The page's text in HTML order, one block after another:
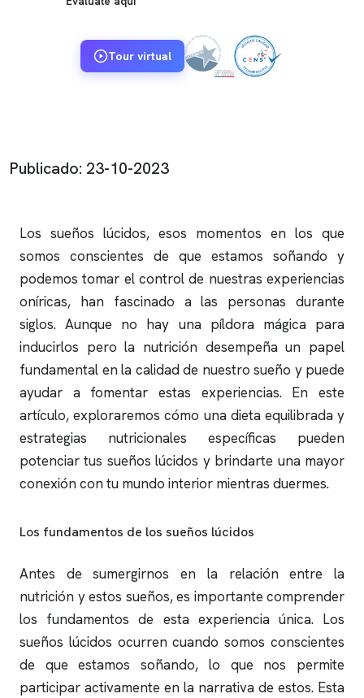
Tour virtual
Publicado: 23-10-2023
Los sueños lúcidos, esos momentos en los que
somos conscientes de que estamos soñando y
podemos tomar el control de nuestras experiencias
oníricas, han fascinado a las personas durante
siglos. Aunque no hay una píldora mágica para
inducirlos pero la nutrición desempeña un papel
fundamental en la calidad de nuestro sueño y puede
ayudar a fomentar estas experiencias. En este
artículo, exploraremos cómo una dieta equilibrada y
estrategias nutricionales específicas pueden
potenciar tus sueños lúcidos y brindarte una mayor
conexión con tu mundo interior mientras duermes.
Los fundamentos de los sueños lúcidos
Antes de sumergirnos en la relación entre la
nutrición y estos sueños, es importante comprender
los fundamentos de esta experiencia única. Los
sueños lúcidos ocurren cuando somos conscientes
de que estamos soñando, lo que nos permite
participar activamente en la narrativa de estos. Esta